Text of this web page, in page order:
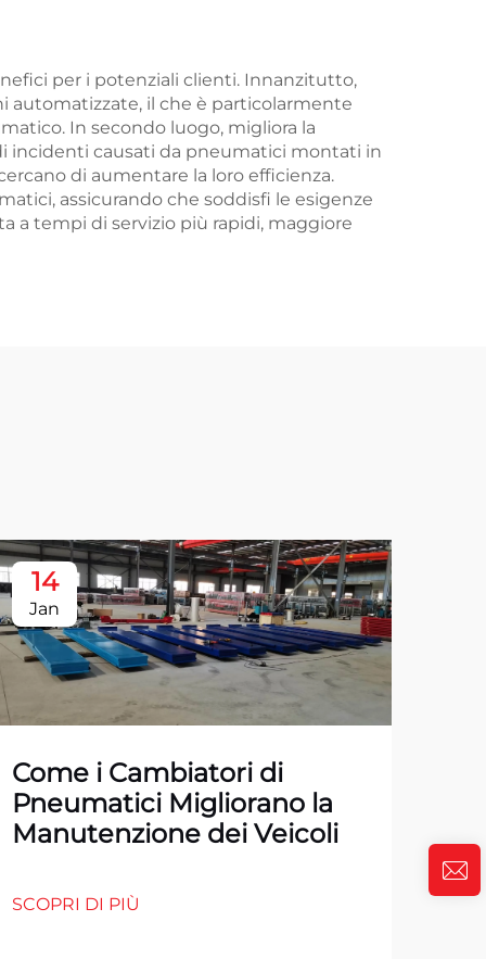
per i potenziali clienti. Innanzitutto,
automatizzate, il che è particolarmente
In secondo luogo, migliora la
incidenti causati da pneumatici montati in
di aumentare la loro efficienza.
assicurando che soddisfi le esigenze
a tempi di servizio più rapidi, maggiore
14
Jan
Come i Cambiatori di
Pneumatici Migliorano la
Manutenzione dei Veicoli
SCOPRI DI PIÙ